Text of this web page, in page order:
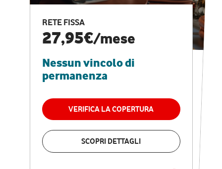
RETE FISSA
27,95€/mese
Nessun vincolo di
permanenza
VERIFICA LA COPERTURA
SCOPRI DETTAGLI
CASA PRO
Internet veloce e
vantaggi speciali
RETE FISSA + VODAFONE CLUB
29,95€
permanenza
VERIFICA LA COPERTURA